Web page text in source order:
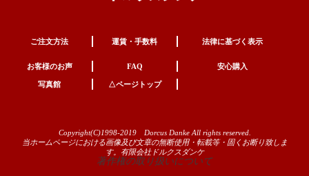
ご注文方法 運賃・手数料 法律に基づく表示
お客様のお声 FAQ 安心購入
写真館 △ページトップ
Copyright(C)1998-2019 Dorcus Danke All rights reserved.
当ホームページにおける画像及び文章の無断使用・転載等・固くお断り致しま
す。有限会社ドルクスダンケ
著作権の取り扱いについて